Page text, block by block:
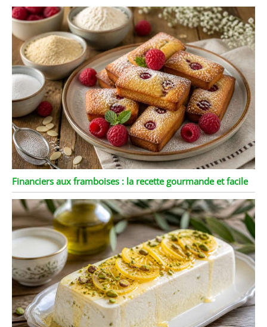
Financiers aux framboises : la recette gourmande et facile